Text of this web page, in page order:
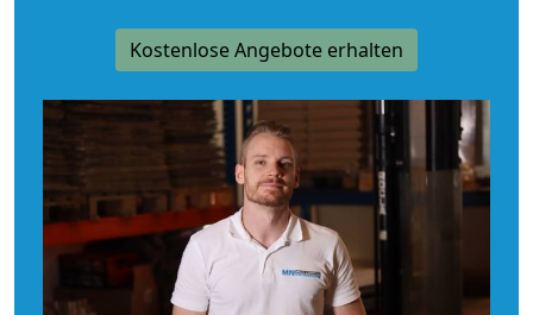
Kostenlose Angebote erhalten